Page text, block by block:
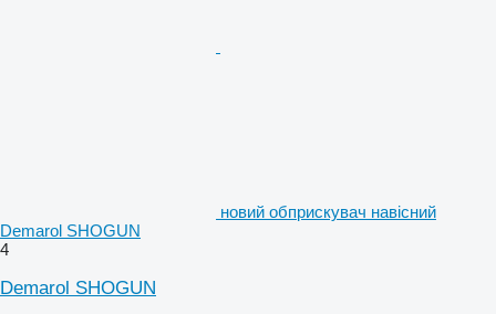
новий обприскувач навісний
Demarol SHOGUN
4
Demarol SHOGUN